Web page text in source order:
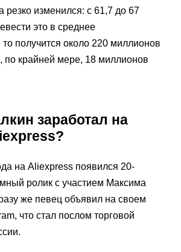
резко изменился: с 61,7 до 67
это в среднее
получится около 220 миллионов
по крайней мере, 18 миллионов
заработал на
на Aliexpress появился 20-
ролик с участием Максима
же певец объявил на своем
что стал послом торговой